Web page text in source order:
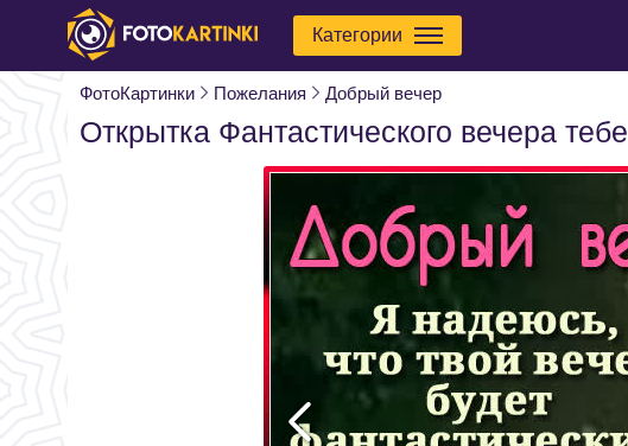
Категории
ФотоКартинки Пожелания Добрый вечер
Открытка Фантастического вечера тебе